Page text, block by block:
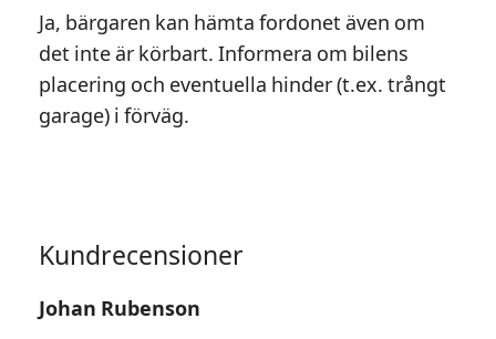
Ja, bärgaren kan hämta fordonet även om
det inte är körbart. Informera om bilens
placering och eventuella hinder (t.ex. trångt
garage) i förväg.
Kundrecensioner
Johan Rubenson